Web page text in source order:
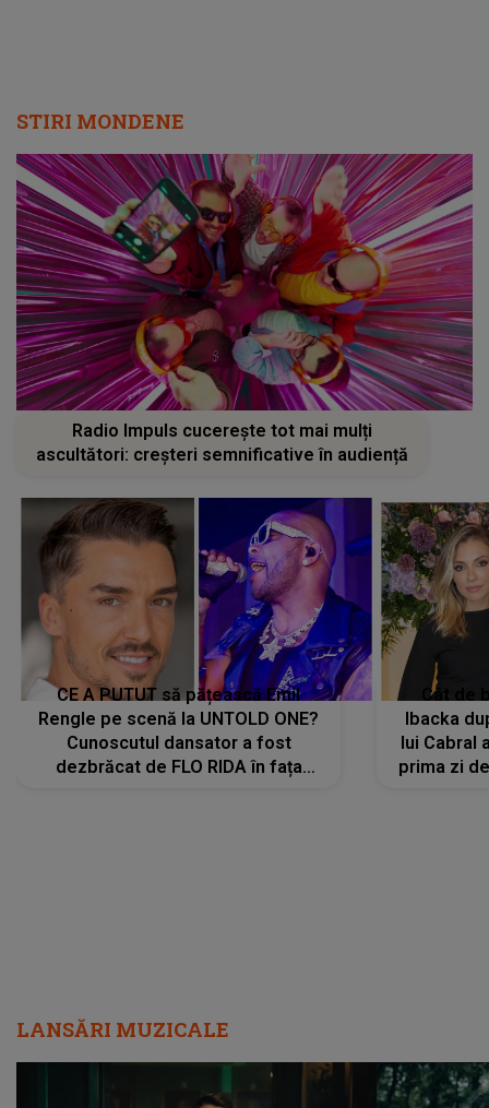
STIRI MONDENE
Radio Impuls cucerește tot mai mulți
ascultători: creșteri semnificative în audiență
CE A PUTUT să pățească Emil
Rengle pe scenă la UNTOLD ONE?
Cunoscutul dansator a fost
dezbrăcat de FLO RIDA în fața
Cât de
Ibacka
lui Cabral
prima zi
LANSĂRI MUZICALE